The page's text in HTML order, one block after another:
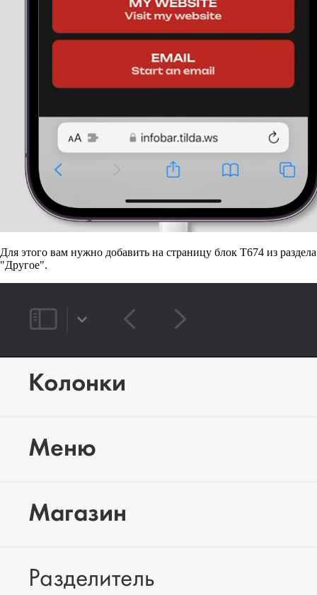
Для этого вам нужно добавить на страницу блок Т674 из раздела
"Другое".